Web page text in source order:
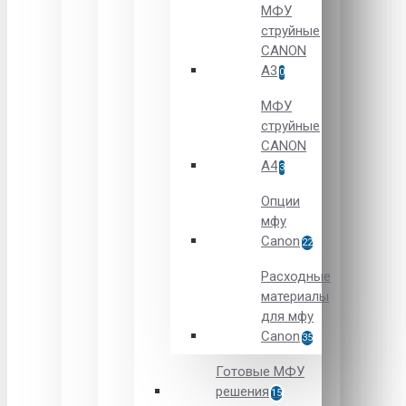
МФУ
струйные
CANON
А3 0
МФУ
струйные
CANON
А4 3
Опции
мфу
Canon 22
Расходные
материалы
для мфу
Canon 35
Готовые МФУ
решения 15